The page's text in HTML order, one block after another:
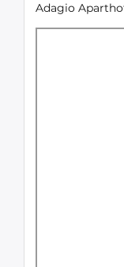
Adagio